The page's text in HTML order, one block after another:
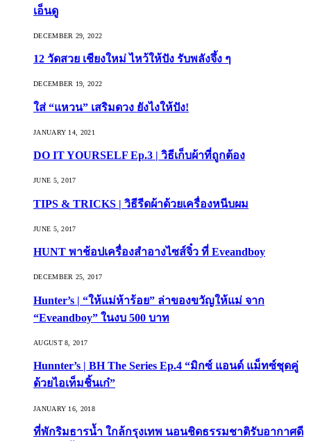
เอ็นดู
DECEMBER 29, 2022
12 วัดสวย เชียงใหม่ ไหว้ให้ปัง รับพลังจึ้ง ๆ
DECEMBER 19, 2022
ใส่ “แหวน” เสริมดวง ยังไงให้ปัง!
JANUARY 14, 2021
DO IT YOURSELF Ep.3 | วิธีเก็บผ้าที่ถูกต้อง
JUNE 5, 2017
TIPS & TRICKS | วิธีรีดผ้าด้วยเครื่องหนีบผม
JUNE 5, 2017
HUNT พาช้อปเครื่องสำอางไซส์จิ๋ว ที่ Eveandboy
DECEMBER 25, 2017
Hunter’s | “ให้แม่ห้าร้อย” ล่าของขวัญให้แม่ จาก
“Eveandboy” ในงบ 500 บาท
AUGUST 8, 2017
Hunnter’s | BH The Series Ep.4 “มิกซ์ แอนด์ แม็ทซ์ชุดคู่
ด้วยไอเท็มชิ้นเก๋”
JANUARY 16, 2018
ที่พักริมธารน้ำ ใกล้กรุงเทพ นอนชิดธรรมชาติรับอากาศดี